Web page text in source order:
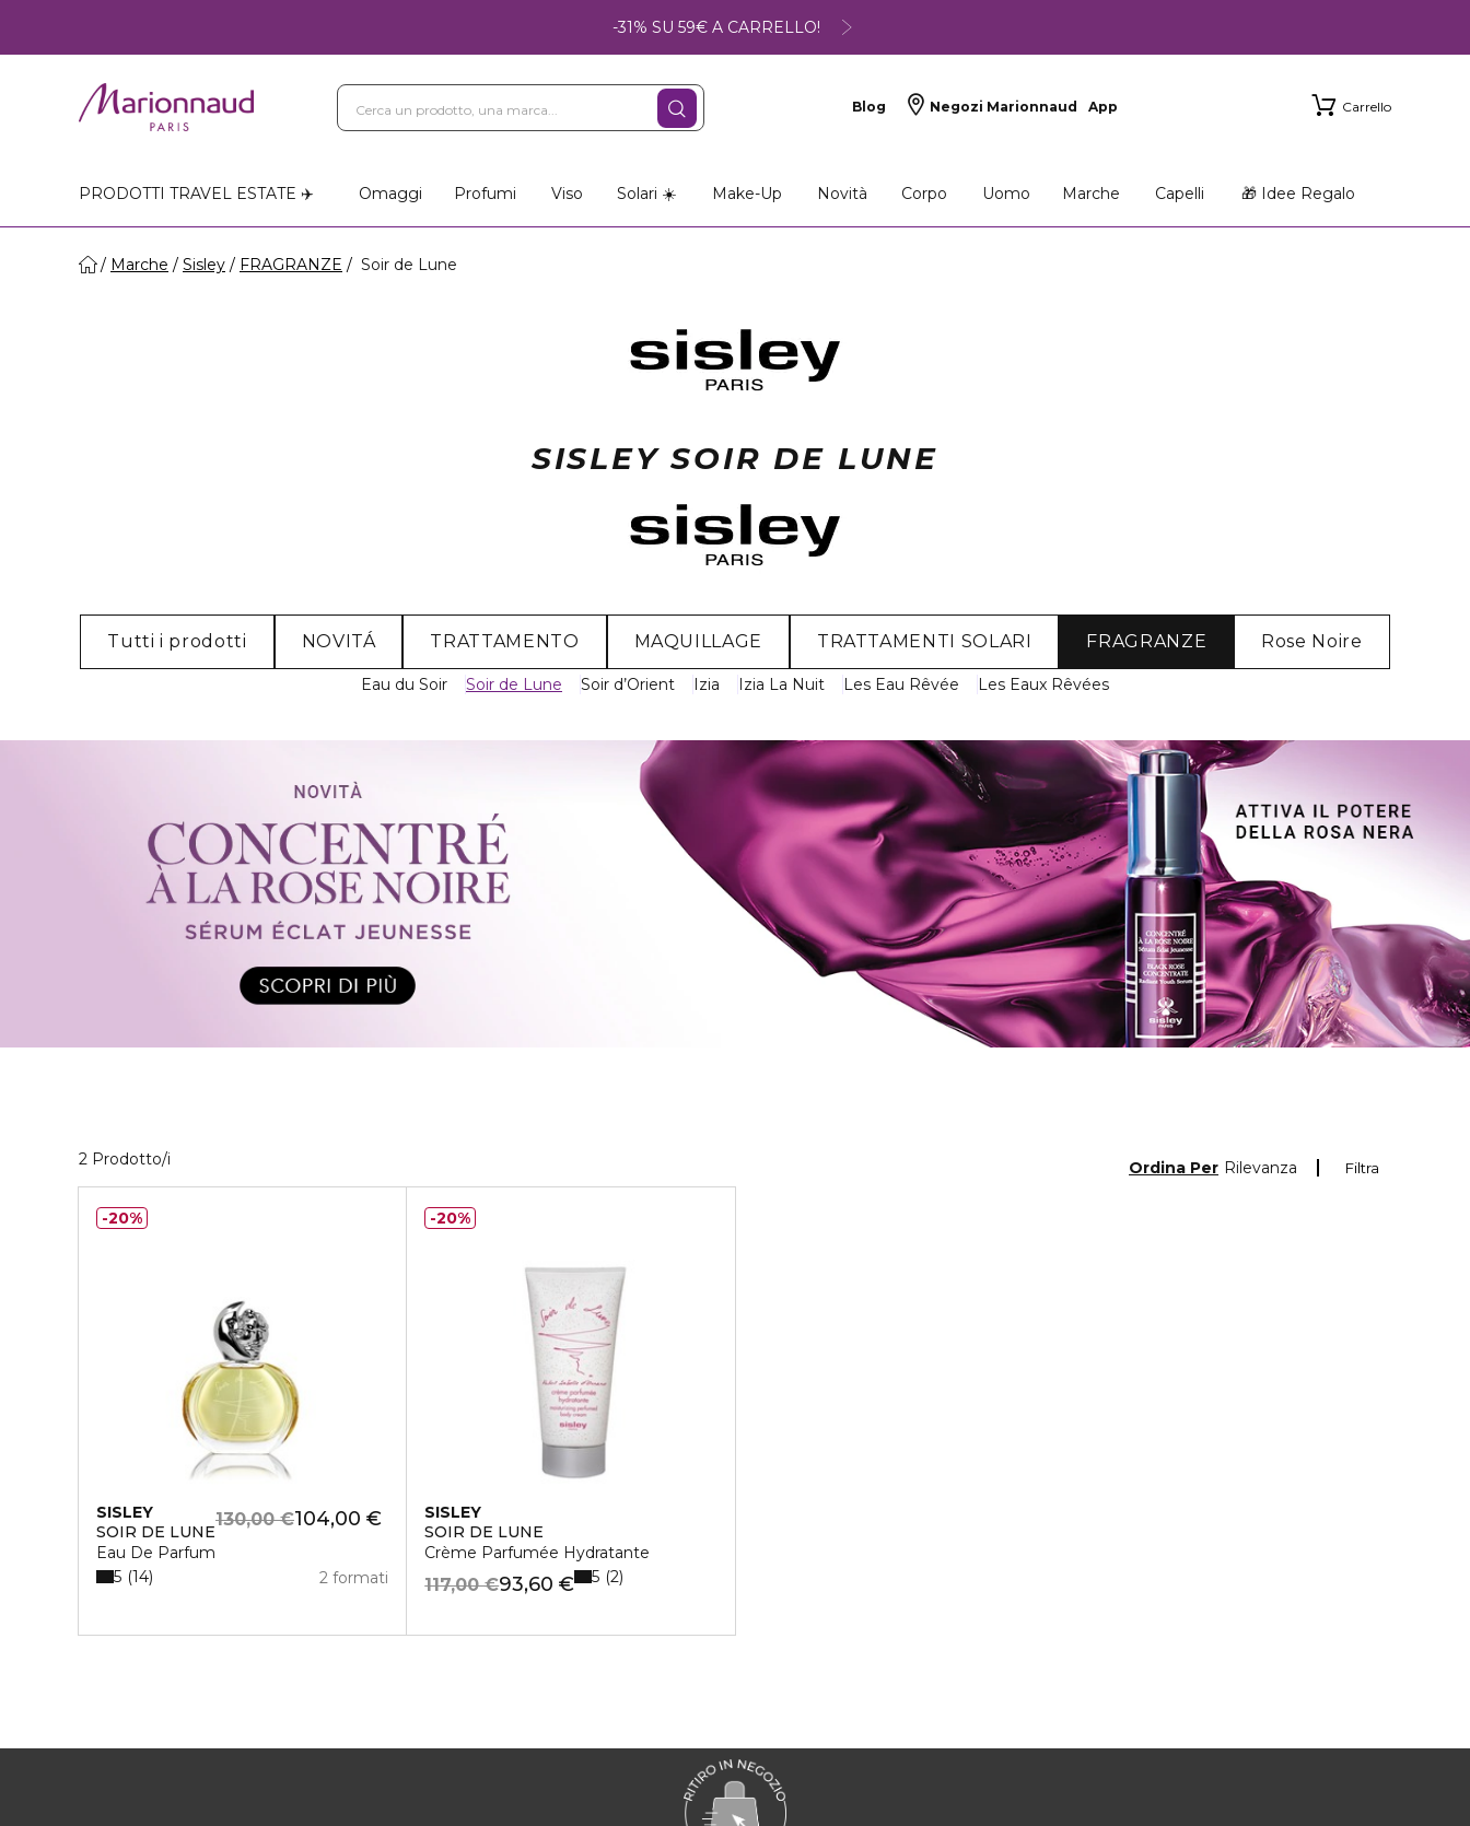
-31% SU 59€ A CARRELLO!
Blog Negozi Marionnaud App Carrello
PRODOTTI TRAVEL ESTATE ✈️ Omaggi Profumi Viso Solari ☀️ Make-Up Novità Corpo Uomo Marche Capelli 🎁 Idee Regalo
Marche Sisley FRAGRANZE Soir de Lune
SISLEY SOIR DE LUNE
Tutti i prodotti NOVITÁ TRATTAMENTO MAQUILLAGE TRATTAMENTI SOLARI FRAGRANZE Rose Noire
Eau du Soir Soir de Lune Soir d’Orient Izia Izia La Nuit Les Eau Rêvée Les Eaux Rêvées
2 Prodotto/i Filtra
Ordina Per Rilevanza
SISLEY
SOIR DE LUNE
Eau De Parfum
104,00 €
130,00 €
2 formati
5 14
20%
SISLEY
SOIR DE LUNE
Crème Parfumée Hydratante
93,60 €
117,00 € 5 2
20%